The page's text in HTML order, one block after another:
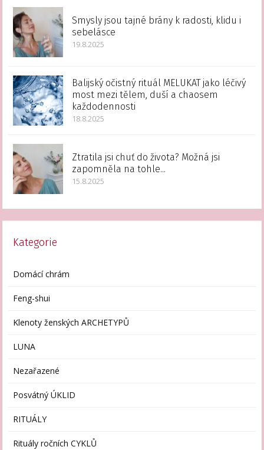
Smysly jsou tajné brány k radosti, klidu i
sebelásce
19.8.2025
Balijský očistný rituál MELUKAT jako léčivý
most mezi tělem, duší a chaosem
každodennosti
18.8.2025
Ztratila jsi chuť do života? Možná jsi
zapomněla na tohle...
15.8.2025
Kategorie
Domácí chrám
Feng-shui
Klenoty ženských ARCHETYPŮ
LUNA
Nezařazené
Posvátný ÚKLID
RITUÁLY
Rituály ročních CYKLŮ